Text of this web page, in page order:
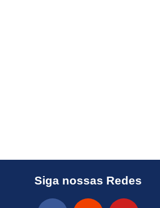
Siga nossas Redes